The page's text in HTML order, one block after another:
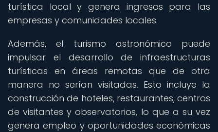
turística local y genera ingresos para las
empresas y comunidades locales.
Además, el turismo astronómico puede
impulsar el desarrollo de infraestructuras
turísticas en áreas remotas que de otra
manera no serían visitadas. Esto incluye la
construcción de hoteles, restaurantes, centros
de visitantes y observatorios, lo que a su vez
genera empleo y oportunidades económicas